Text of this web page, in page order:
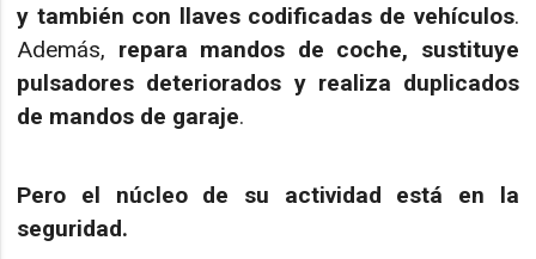
y también con llaves codificadas de vehículos.
Además, repara mandos de coche, sustituye
pulsadores deteriorados y realiza duplicados
de mandos de garaje.
Pero el núcleo de su actividad está en la
seguridad.